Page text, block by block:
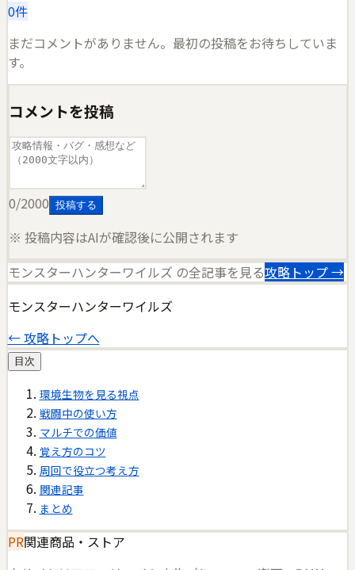
0件
まだコメントがありません。最初の投稿をお待ちしていま
す。
コメントを投稿
0/2000 投稿する
※ 投稿内容はAIが確認後に公開されます
モンスターハンターワイルズ の全記事を見る攻略トップ →
モンスターハンターワイルズ
← 攻略トップへ
目次
環境生物を見る視点
戦闘中の使い方
マルチでの価値
覚え方のコツ
周回で役立つ考え方
関連記事
まとめ
PR関連商品・ストア